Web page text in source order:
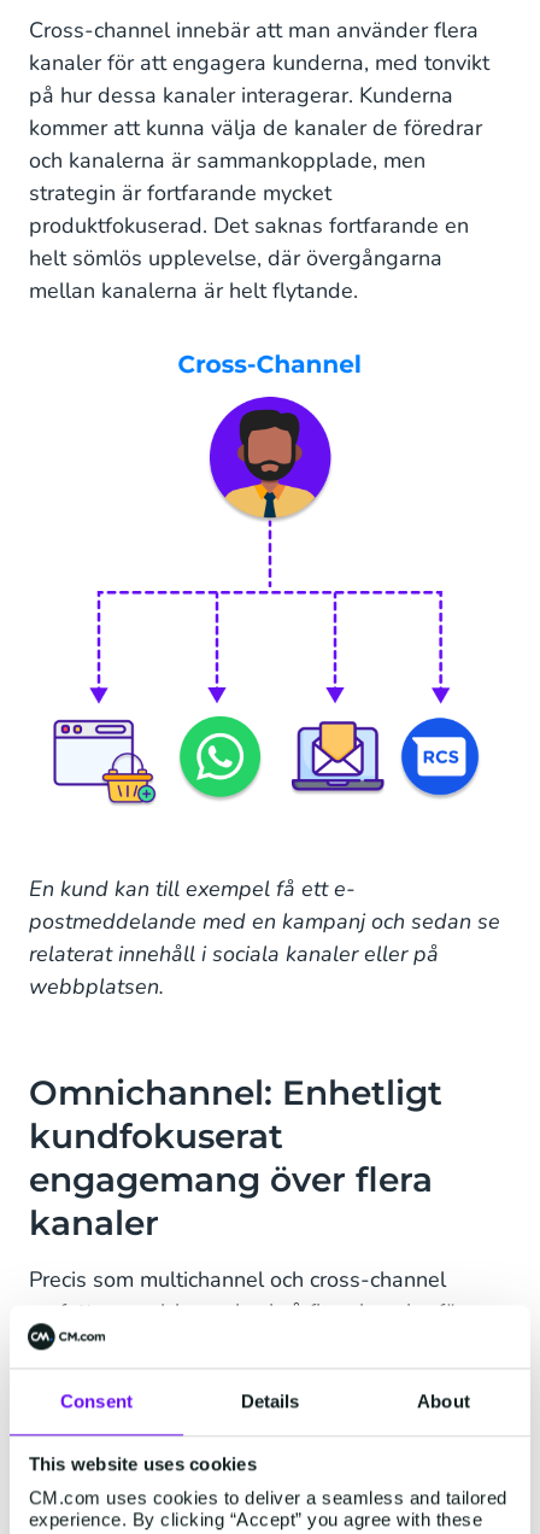
Consent Details About
This website uses cookies
CM.com uses cookies to deliver a seamless and tailored
experience. By clicking “Accept” you agree with these
Cross-channel innebär att man använder flera
kanaler för att engagera kunderna, med tonvikt
på hur dessa kanaler interagerar. Kunderna
kommer att kunna välja de kanaler de föredrar
och kanalerna är sammankopplade, men
strategin är fortfarande mycket
produktfokuserad. Det saknas fortfarande en
helt sömlös upplevelse, där övergångarna
mellan kanalerna är helt flytande.
En kund kan till exempel få ett e-
postmeddelande med en kampanj och sedan se
relaterat innehåll i sociala kanaler eller på
webbplatsen.
Omnichannel: Enhetligt
kundfokuserat
engagemang över flera
kanaler
Precis som multichannel och cross-channel
omfattar omnichannel också flera kanaler för
kundengagemang. Omnichannel integrerar dock
dessa kanaler för att skapa en enhetlig,
kundcentrerad upplevelse. Alla kontaktkanaler
är sammankopplade, vilket ger en helt sömlös
kundupplevelse - oavsett om kunden handlar
online från en mobil enhet, via Facebook, en